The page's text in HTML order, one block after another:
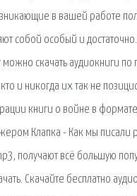
в вашей работе
собой особый и
можно скачать аудиокниги
и никогда их так не
книги о войне в
Клапка - Как мы писали
получают всё большую
Скачайте бесплатно